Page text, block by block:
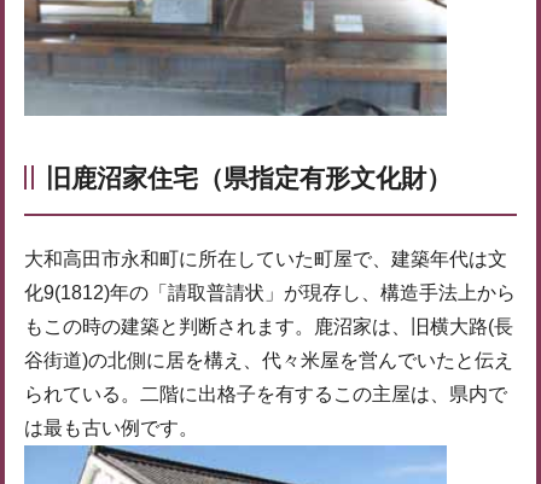
旧鹿沼家住宅（県指定有形文化財）
大和高田市永和町に所在していた町屋で、建築年代は文
化9(1812)年の「請取普請状」が現存し、構造手法上から
もこの時の建築と判断されます。鹿沼家は、旧横大路(長
谷街道)の北側に居を構え、代々米屋を営んでいたと伝え
られている。二階に出格子を有するこの主屋は、県内で
は最も古い例です。